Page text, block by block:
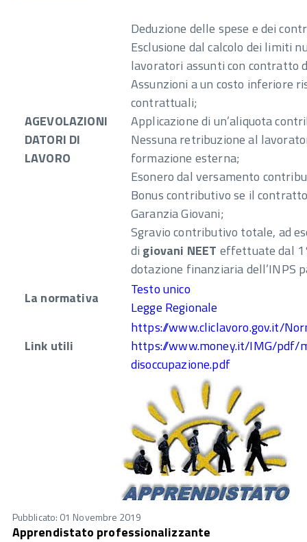
AGEVOLAZIONI
DATORI DI
LAVORO
Deduzione delle spese e dei
Esclusione dal calcolo dei limiti
lavoratori assunti con contratto
Assunzioni a un costo inferiore
contrattuali;
Applicazione di un’aliquota
Nessuna retribuzione al
formazione esterna;
Esonero dal versamento
Bonus contributivo se il
Garanzia Giovani;
Sgravio contributivo totale, ad
di giovani NEET effettuate dal
dotazione finanziaria dell’INPS
La normativa
Testo unico
Legge Regionale
Link utili
https://www.cliclavoro.gov.it/
https://www.money.it/IMG/
disoccupazione.pdf
Pubblicato: 01 Novembre 2019
Apprendistato professionalizzante